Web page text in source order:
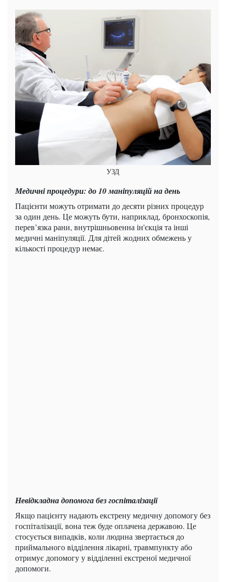
УЗД
Медичні процедури: до 10 маніпуляцій на день
Пацієнти можуть отримати до десяти різних процедур
за один день. Це можуть бути, наприклад, бронхоскопія,
перев’язка рани, внутрішньовенна ін'єкція та інші
медичні маніпуляції. Для дітей жодних обмежень у
кількості процедур немає.
Невідкладна допомога без госпіталізації
Якщо пацієнту надають екстрену медичну допомогу без
госпіталізації, вона теж буде оплачена державою. Це
стосується випадків, коли людина звертається до
приймального відділення лікарні, травмпункту або
отримує допомогу у відділенні екстреної медичної
допомоги.